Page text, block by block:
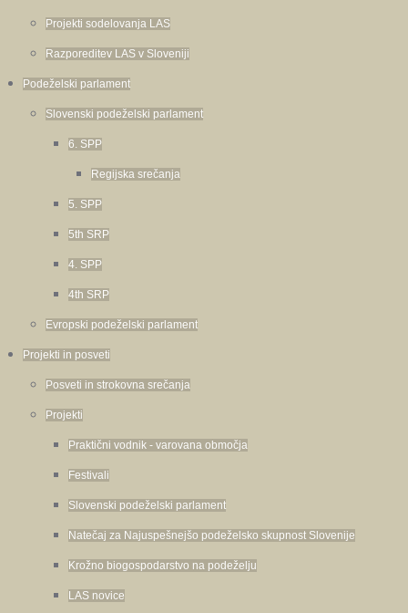
Projekti sodelovanja LAS
Razporeditev LAS v Sloveniji
Podeželski parlament
Slovenski podeželski parlament
6. SPP
Regijska srečanja
5. SPP
5th SRP
4. SPP
4th SRP
Evropski podeželski parlament
Projekti in posveti
Posveti in strokovna srečanja
Projekti
Praktični vodnik - varovana območja
Festivali
Slovenski podeželski parlament
Natečaj za Najuspešnejšo podeželsko skupnost Slovenije
Krožno biogospodarstvo na podeželju
LAS novice